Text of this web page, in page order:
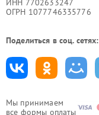
Мы принимаем
все формы оплаты
ИНН 7702633247
ОГРН 1077746335776
Поделиться в соц. сетях: